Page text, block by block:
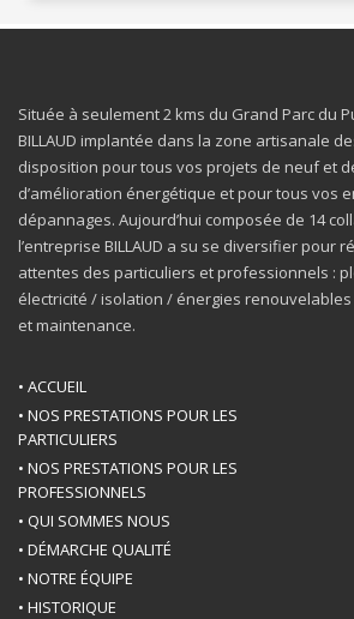
Située à seulement 2 kms du Grand Parc du
BILLAUD implantée dans la zone artisanale
disposition pour tous vos projets de neuf et
d’amélioration énergétique et pour tous vos
dépannages. Aujourd’hui composée de 14
l’entreprise BILLAUD a su se diversifier pour
attentes des particuliers et professionnels :
électricité / isolation / énergies
et maintenance.
• ACCUEIL
• NOS PRESTATIONS POUR LES
PARTICULIERS
• NOS PRESTATIONS POUR LES
PROFESSIONNELS
• QUI SOMMES NOUS
• DÉMARCHE QUALITÉ
• NOTRE ÉQUIPE
• HISTORIQUE